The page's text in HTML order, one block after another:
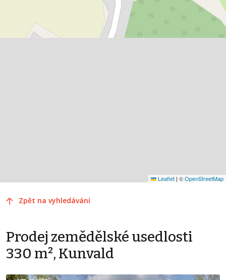
Leaflet | ©OpenStreetMap
Zpět na vyhledávání
Prodej zemědělské usedlosti
330 m², Kunvald